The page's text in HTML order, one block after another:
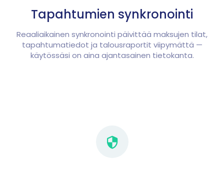
Tapahtumien synkronointi
Reaaliaikainen synkronointi päivittää maksujen tilat,
tapahtumatiedot ja talousraportit viipymättä —
käytössäsi on aina ajantasainen tietokanta.